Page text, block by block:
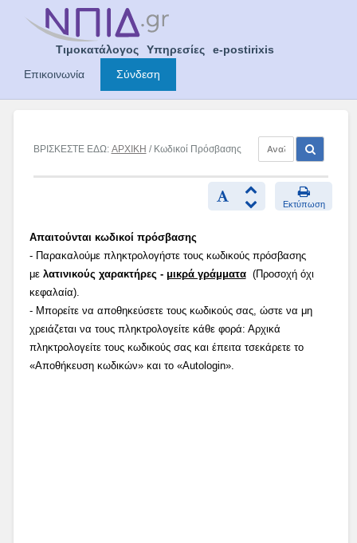
Τιμοκατάλογος Υπηρεσίες
e-postirixis
Επικοινωνία
Σύνδεση
ΒΡΙΣΚΕΣΤΕ ΕΔΩ: ΑΡΧΙΚΗ / Κωδικοί Πρόσβασης
Εκτύπωση
Απαιτούνται κωδικοί πρόσβασης
- Παρακαλούμε πληκτρολογήστε τους κωδικούς πρόσβασης
με λατινικούς χαρακτήρες - μικρά γράμματα(Προσοχή όχι
κεφαλαία).
- Μπορείτε να αποθηκεύσετε τους κωδικούς σας, ώστε να μη
χρειάζεται να τους πληκτρολογείτε κάθε φορά: Αρχικά
πληκτρολογείτε τους κωδικούς σας και έπειτα τσεκάρετε το
«Αποθήκευση κωδικών» και το «Autologin».